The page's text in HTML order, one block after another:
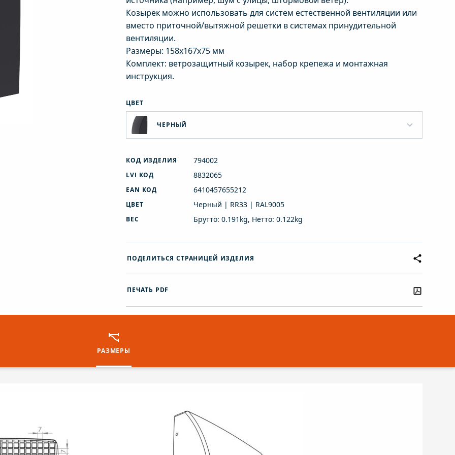
Козырек можно использовать для систем естественной вентиляции или
вместо приточной/вытяжной решетки в системах принудительной
вентиляции.
Размеры: 158х167х75 мм
Комплект: ветрозащитный козырек, набор крепежа и монтажная
инструкция.
ЦВЕТ
ЧЕРНЫЙ
КОД ИЗДЕЛИЯ 794002
LVI КОД 8832065
EAN КОД 6410457655212
ЦВЕТ Черный | RR33 | RAL9005
ВЕС Брутто: 0.191kg, Нетто: 0.122kg
ПОДЕЛИТЬСЯ СТРАНИЦЕЙ ИЗДЕЛИЯ
ПЕЧАТЬ PDF
РАЗМЕРЫ